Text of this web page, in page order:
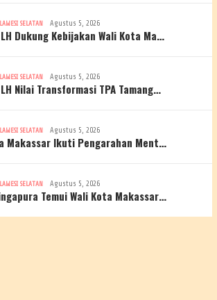
SELATAN Agustus 5, 2026
Dukung Kebijakan Wali Kota Ma…
SELATAN Agustus 5, 2026
Nilai Transformasi TPA Tamang…
SELATAN Agustus 5, 2026
Makassar Ikuti Pengarahan Ment…
SELATAN Agustus 5, 2026
Temui Wali Kota Makassar…